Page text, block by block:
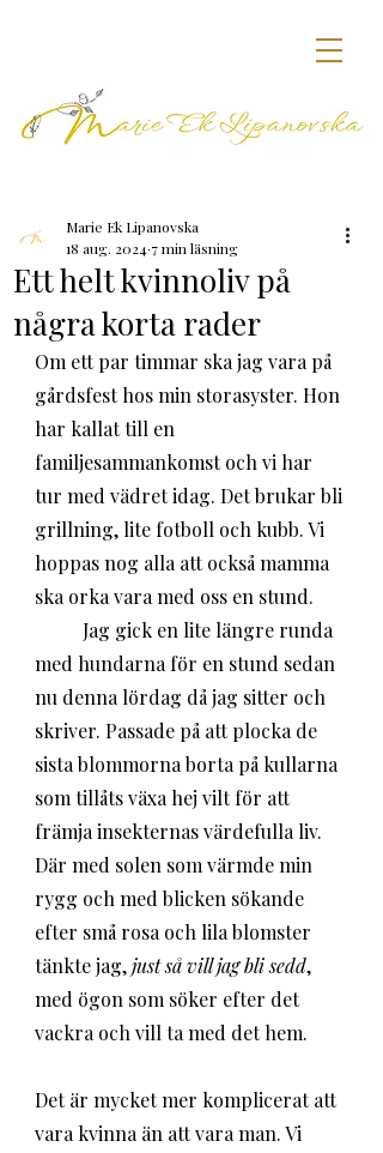
Ett helt kvinnoliv på
några korta rader
Marie Ek Lipanovska
18 aug. 2024 7 min läsning
Om ett par timmar ska jag vara på
gårdsfest hos min storasyster. Hon
har kallat till en
familjesammankomst och vi har
tur med vädret idag. Det brukar bli
grillning, lite fotboll och kubb. Vi
hoppas nog alla att också mamma
ska orka vara med oss en stund.
med hundarna för en stund sedan
nu denna lördag då jag sitter och
skriver. Passade på att plocka de
sista blommorna borta på kullarna
som tillåts växa hej vilt för att
främja insekternas värdefulla liv.
Där med solen som värmde min
rygg och med blicken sökande
efter små rosa och lila blomster
tänkte jag, just så vill jag bli sedd,
med ögon som söker efter det
vackra och vill ta med det hem.
Det är mycket mer komplicerat att
vara kvinna än att vara man. Vi